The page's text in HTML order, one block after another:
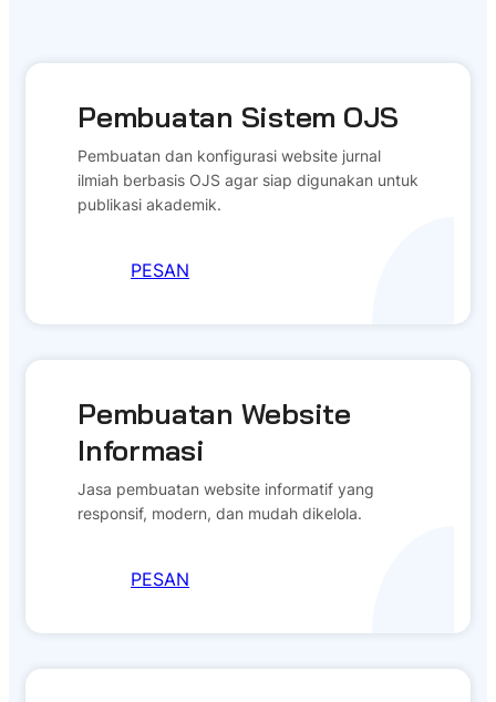
Pembuatan Sistem OJS
Pembuatan dan konfigurasi website jurnal
ilmiah berbasis OJS agar siap digunakan untuk
publikasi akademik.
PESAN
Pembuatan Website
Informasi
Jasa pembuatan website informatif yang
responsif, modern, dan mudah dikelola.
PESAN